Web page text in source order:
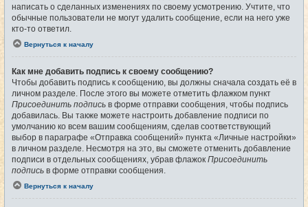
написать о сделанных изменениях по своему усмотрению. Учтите, что
обычные пользователи не могут удалить сообщение, если на него уже
кто-то ответил.
Вернуться к началу
Как мне добавить подпись к своему сообщению?
Чтобы добавить подпись к сообщению, вы должны сначала создать её в
личном разделе. После этого вы можете отметить флажком пункт
Присоединить подпись в форме отправки сообщения, чтобы подпись
добавилась. Вы также можете настроить добавление подписи по
умолчанию ко всем вашим сообщениям, сделав соответствующий
выбор в параграфе «Отправка сообщений» пункта «Личные настройки»
в личном разделе. Несмотря на это, вы сможете отменить добавление
подписи в отдельных сообщениях, убрав флажок Присоединить
подпись в форме отправки сообщения.
Вернуться к началу